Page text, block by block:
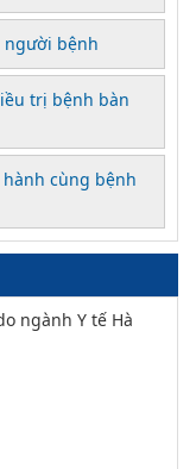
người bệnh
trị bệnh bàn
cùng bệnh
ngành Y tế Hà